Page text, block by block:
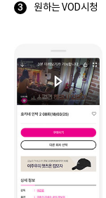
원하는 VOD시청